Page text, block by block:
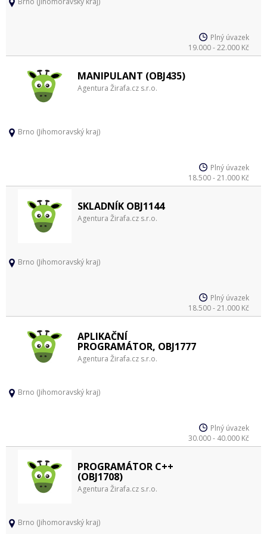
Plný úvazek
19.000 - 22.000 Kč
MANIPULANT (OBJ435)
Agentura Žirafa.cz s.r.o.
Brno (Jihomoravský kraj)
Plný úvazek
18.500 - 21.000 Kč
SKLADNÍK OBJ1144
Agentura Žirafa.cz s.r.o.
Brno (Jihomoravský kraj)
Plný úvazek
18.500 - 21.000 Kč
APLIKAČNÍ
PROGRAMÁTOR, OBJ1777
Agentura Žirafa.cz s.r.o.
Brno (Jihomoravský kraj)
Plný úvazek
30.000 - 40.000 Kč
PROGRAMÁTOR C++
(OBJ1708)
Agentura Žirafa.cz s.r.o.
Brno (Jihomoravský kraj)